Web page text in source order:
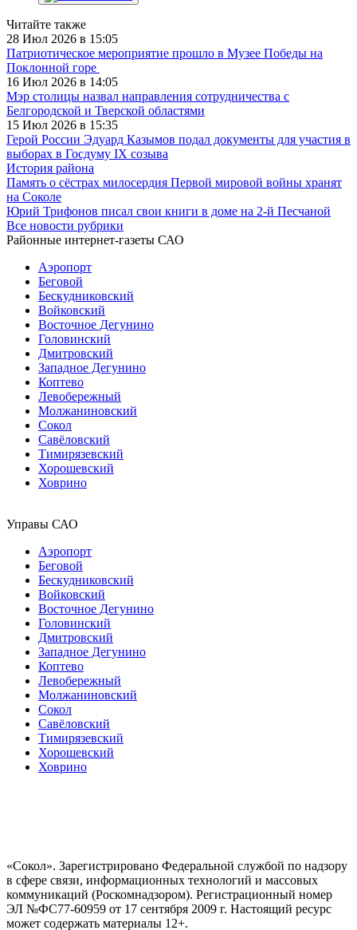
Читайте также
28 Июл 2026 в 15:05
Патриотическое мероприятие прошло в Музее Победы на
Поклонной горе
16 Июл 2026 в 14:05
Мэр столицы назвал направления сотрудничества с
Белгородской и Тверской областями
15 Июл 2026 в 15:35
Герой России Эдуард Казымов подал документы для участия в
выборах в Госдуму IX созыва
История района
Память о сёстрах милосердия Первой мировой войны хранят
на Соколе
Юрий Трифонов писал свои книги в доме на 2-й Песчаной
Все новости рубрики
Районные интернет-газеты САО
Аэропорт
Беговой
Бескудниковский
Войковский
Восточное Дегунино
Головинский
Дмитровский
Западное Дегунино
Коптево
Левобережный
Молжаниновский
Сокол
Савёловский
Тимирязевский
Хорошевский
Ховрино
Управы САО
Аэропорт
Беговой
Бескудниковский
Войковский
Восточное Дегунино
Головинский
Дмитровский
Западное Дегунино
Коптево
Левобережный
Молжаниновский
Сокол
Савёловский
Тимирязевский
Хорошевский
Ховрино
«Сокол». Зарегистрировано Федеральной службой по надзору
в сфере связи, информационных технологий и массовых
коммуникаций (Роскомнадзором). Регистрационный номер
ЭЛ №ФС77-60959 от 17 сентября 2009 г. Настоящий ресурс
может содержать материалы 12+.